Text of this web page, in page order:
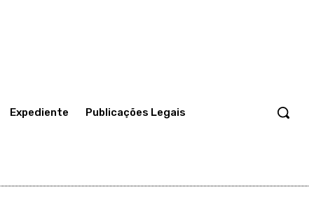
Expediente Publicações Legais